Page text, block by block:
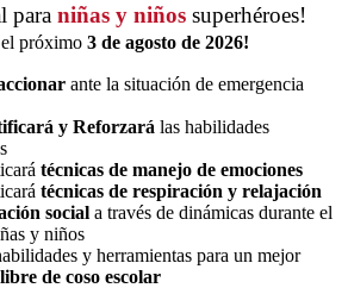
para niñas y niños superhéroes!
el próximo 3 de agosto de 2026!
ante la situación de emergencia
y Reforzará las habilidades
técnicas de manejo de emociones
técnicas de respiración y relajación
social a través de dinámicas durante el
y niños
y herramientas para un mejor
de coso escolar